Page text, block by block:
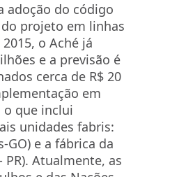
adoção do código
projeto em linhas
o Aché já
e a previsão é
cerca de R$ 20
em
o que inclui
unidades fabris:
GO) e a fábrica da
Atualmente, as